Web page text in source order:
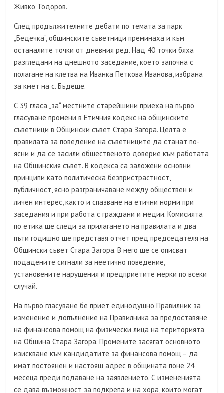
Живко Тодоров.
След продължителните дебати по темата за парк
„Бедечка“, общинските съветници преминаха и към
останалите точки от дневния ред. Над 40 точки бяха
разгледани на днешното заседание, което започна с
полагане на клетва на Иванка Петкова Иванова, избрана
за кмет на с. Бъдеще.
С 39 гласа „за“ местните старейшини приеха на първо
гласуване промени в Етичния кодекс на общинските
съветници в Общински съвет Стара Загора. Целта е
правилата за поведение на съветниците да станат по-
ясни и да се засили общественото доверие към работата
на Общинския съвет. В кодекса са заложени основни
принципи като политическа безпристрастност,
публичност, ясно разграничаване между обществен и
личен интерес, както и спазване на етични норми при
заседания и при работа с граждани и медии. Комисията
по етика ще следи за прилагането на правилата и два
пъти годишно ще представя отчет пред председателя на
Общински съвет Стара Загора. В него ще се описват
подадените сигнали за неетично поведение,
установените нарушения и предприетите мерки по всеки
случай.
На първо гласуване бе приет единодушно Правилник за
изменение и допълнение на Правилника за предоставяне
на финансова помощ на физически лица на територията
на Община Стара Загора. Промените засягат основното
изискване към кандидатите за финансова помощ – да
имат постоянен и настоящ адрес в общината поне 24
месеца преди подаване на заявлението. С измененията
се дава възможност за подкрепа и на хора, които могат